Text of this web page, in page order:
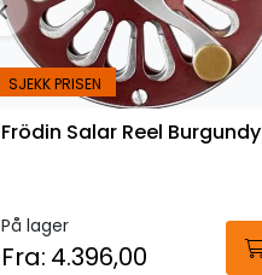
SJEKK PRISEN
Frödin Salar Reel Burgundy
På lager
Fra: 4.396,00